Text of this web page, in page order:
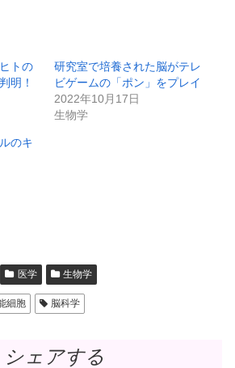
トの
明！
研究室で培養された脳がテレ
ビゲームの「ポン」をプレイ
2022年10月17日
生物学
のキ
医学 生物学
細胞 脳科学
シェアする